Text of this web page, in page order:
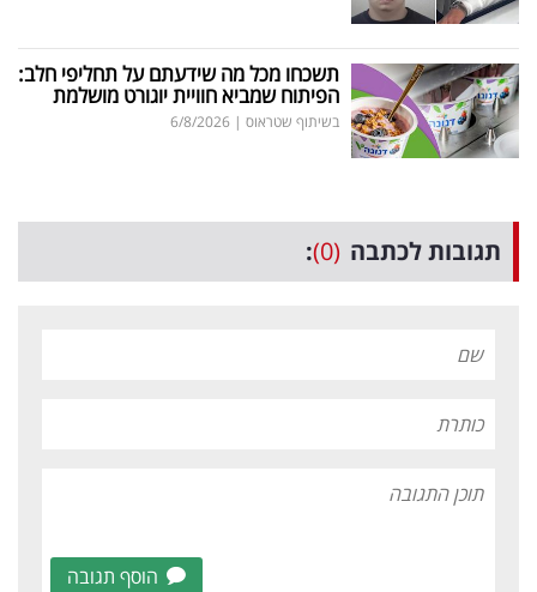
תשכחו מכל מה שידעתם על תחליפי חלב:
הפיתוח שמביא חוויית יוגורט מושלמת
בשיתוף שטראוס |
6/8/2026
תגובות לכתבה (0)
:
הוסף תגובה